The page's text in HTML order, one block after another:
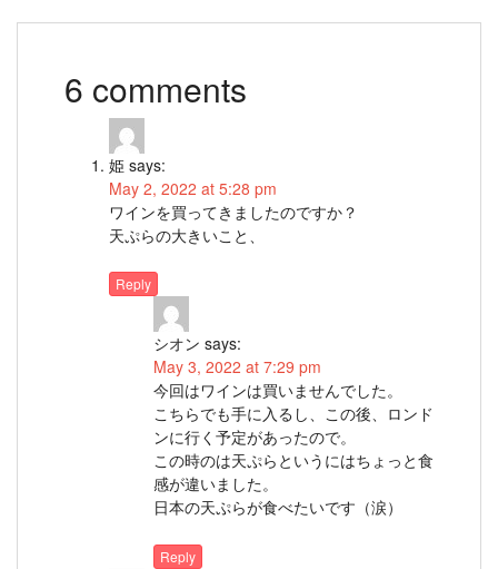
6 comments
姫 says:
May 2, 2022 at 5:28 pm
ワインを買ってきましたのですか？
天ぷらの大きいこと、
Reply
シオン says:
May 3, 2022 at 7:29 pm
今回はワインは買いませんでした。
こちらでも手に入るし、この後、ロンド
ンに行く予定があったので。
この時のは天ぷらというにはちょっと食
感が違いました。
日本の天ぷらが食べたいです（涙）
Reply